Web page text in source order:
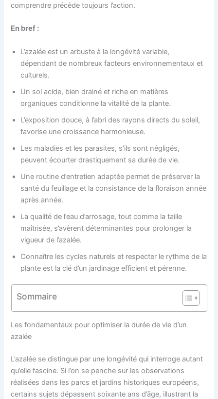
comprendre précède toujours l’action.
En bref :
L’azalée est un arbuste à la longévité variable,
dépendant de nombreux facteurs environnementaux et
culturels.
Un sol acide, bien drainé et riche en matières
organiques conditionne la vitalité de la plante.
L’exposition douce, à l’abri des rayons directs du soleil,
favorise une croissance harmonieuse.
Les maladies et les parasites, s’ils sont négligés,
peuvent écourter drastiquement sa durée de vie.
Une routine d’entretien adaptée permet de préserver la
santé du feuillage et la consistance de la floraison année
après année.
La qualité de l’eau d’arrosage, tout comme la taille
maîtrisée, s’avèrent déterminantes pour prolonger la
vigueur de l’azalée.
Connaître les cycles naturels et respecter le rythme de la
plante est la clé d’un jardinage efficient et pérenne.
Sommaire
Les fondamentaux pour optimiser la durée de vie d’un
azalée
L’azalée se distingue par une longévité qui interroge autant
qu’elle fascine. Si l’on se penche sur les observations
réalisées dans les parcs et jardins historiques européens,
certains sujets dépassent soixante ans d’âge, illustrant la